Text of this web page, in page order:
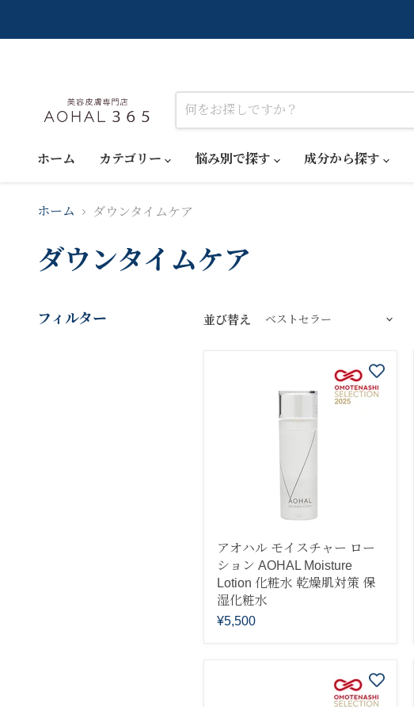
ホーム カテゴリー 悩み別で探す 成分から探す
ホーム ダウンタイムケア
ダウンタイムケア
フィルター 並び替え
アオハル モイスチャー ロー
ション AOHAL Moisture
Lotion 化粧水 乾燥肌対策 保
湿化粧水
¥5,500